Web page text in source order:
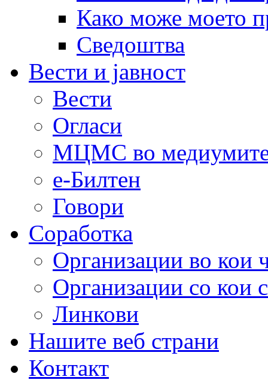
Како може моето
Сведоштва
Вести и јавност
Вести
Огласи
МЦМС во
е-Билтен
Говори
Соработка
Организации во кои
Организации со кои
Линкови
Нашите веб страни
Контакт